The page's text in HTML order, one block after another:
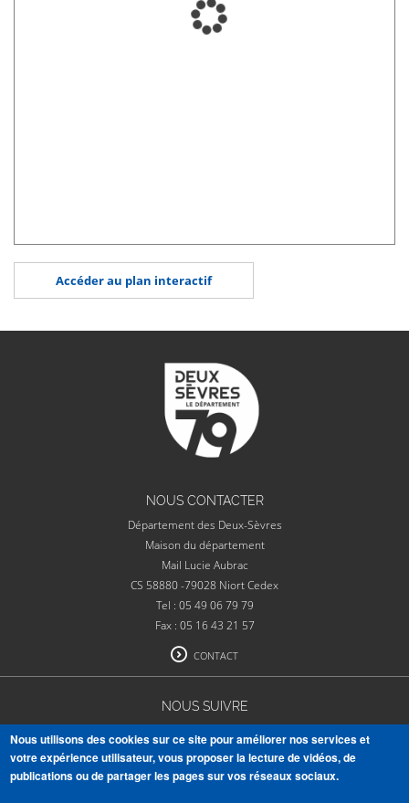
Accéder au plan interactif
NOUS CONTACTER
Département des Deux-Sèvres
Maison du département
Mail Lucie Aubrac
CS 58880 -79028 Niort Cedex
Tel : 05 49 06 79 79
Fax : 05 16 43 21 57
CONTACT
NOUS SUIVRE
Nous utilisons des cookies sur ce site pour améliorer nos services et
votre expérience utilisateur, vous proposer la lecture de vidéos, de
publications ou de partager les pages sur vos réseaux sociaux.